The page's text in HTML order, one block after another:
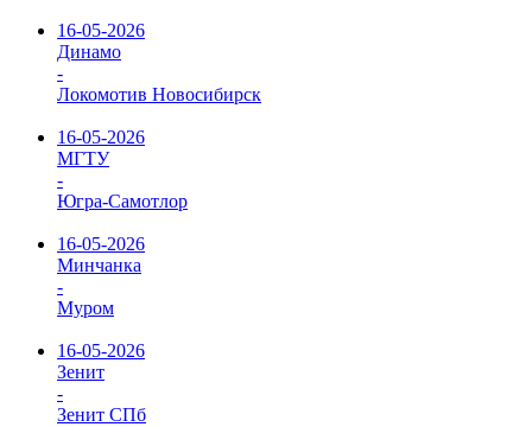
16-05-2026
Динамо
-
Локомотив Новосибирск
16-05-2026
МГТУ
-
Югра-Самотлор
16-05-2026
Минчанка
-
Муром
16-05-2026
Зенит
-
Зенит СПб